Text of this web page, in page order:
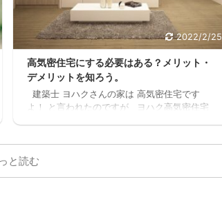
て。 でも例の 【時給2000 ...
2022/2/25
高気密住宅にする必要はある？メリット・
デメリットを知ろう。
建築士 ヨハクさんの家は 高気密住宅です
よ！ と言われたのですが ヨハク高気密住宅
かったです。 高気密住宅に少しでも興味のあ
る方。 時間がなく、スグにでも複数の会社か
と読む